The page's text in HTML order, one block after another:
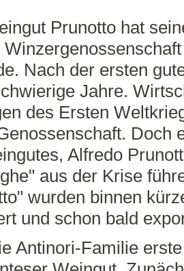
Prunotto hat
Nach der ersten
Jahre.
des Ersten
Doch
Alfredo
aus der Krise
wurden binnen
und schon bald
Antinori-Familie